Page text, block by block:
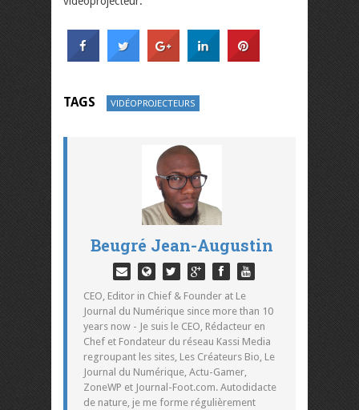
TAGS VIDÉOPROJECTEURS
Beugré Jean-Augustin
CEO, Editor in Chief & Founder at Le
Journal du Numérique since more than 10
years now - Je suis le CEO, Rédacteur en
Chef et Fondateur du réseau Kassi Media
regroupant les sites, Les Créateurs Bio, Le
Journal du Numérique, Actu-Gamer,
ZoneWP et Journal-Foot.com. Autodidacte
de nature, je me forme régulièrement